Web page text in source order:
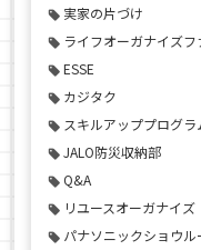
実家の片づけ
ライフオーガナイズ
ESSE
カジタク
スキルアッププログラ
JALO防災収納部
Q&A
リユースオーガナイズ
パナソニックショウル